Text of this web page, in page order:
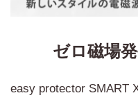
ゼロ磁場
easy protector SMART